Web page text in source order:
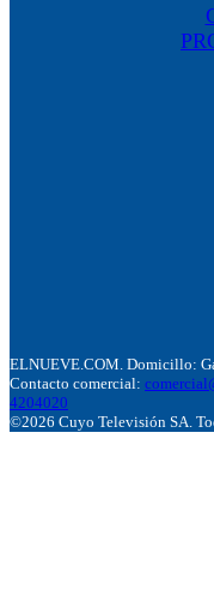
ELNUEVE.COM. Domicillo:
Contacto comercial:
4204020
©2026 Cuyo Televisión SA.